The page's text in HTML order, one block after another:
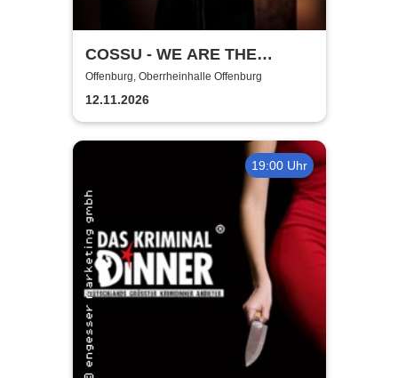
COSSU - WE ARE THE
GERMANS - Stand-Up
Comedy
Offenburg, Oberrheinhalle Offenburg
12.11.2026
19:00 Uhr